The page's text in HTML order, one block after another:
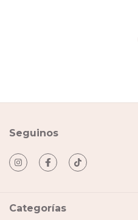
Seguinos
Categorías